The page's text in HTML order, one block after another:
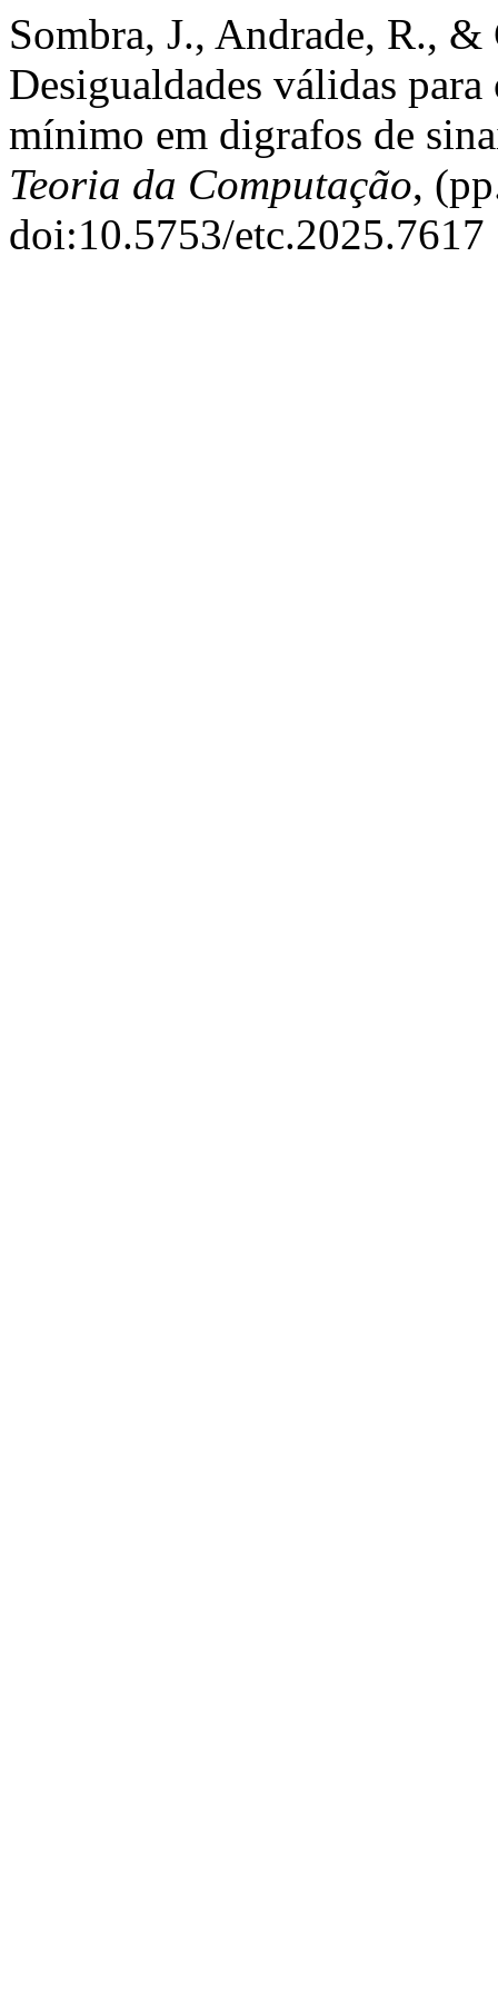
Sombra, J., Andrade, R.,
Desigualdades válidas
mínimo em digrafos de
Teoria da Computação,
doi:10.5753/etc.2025.7617